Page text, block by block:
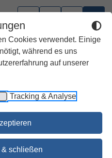
Cookies verwendet. Einige
während es uns
auf unserer
Tracking & Analyse
schließen